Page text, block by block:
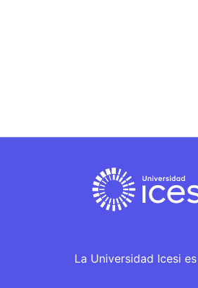
La Universidad Icesi